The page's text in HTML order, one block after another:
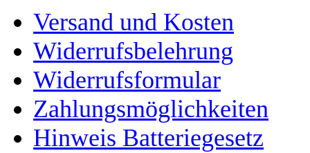
Versand und Kosten
Widerrufsbelehrung
Widerrufsformular
Zahlungsmöglichkeiten
Hinweis Batteriegesetz